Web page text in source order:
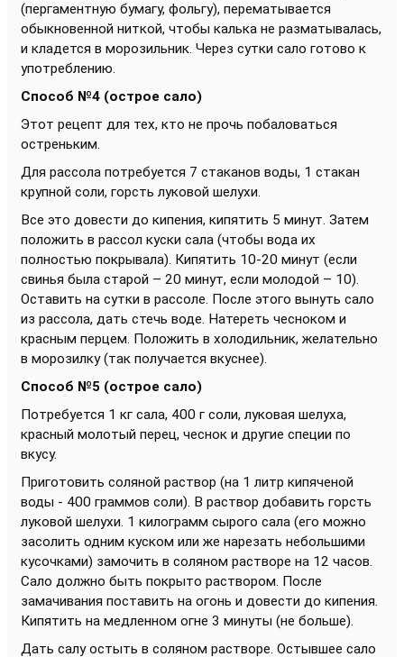
(пергаментную бумагу, фольгу), перематывается
обыкновенной ниткой, чтобы калька не разматывалась,
и кладется в морозильник. Через сутки сало готово к
употреблению.
Способ №4 (острое сало)
Этот рецепт для тех, кто не прочь побаловаться
остреньким.
Для рассола потребуется 7 стаканов воды, 1 стакан
крупной соли, горсть луковой шелухи.
Все это довести до кипения, кипятить 5 минут. Затем
положить в рассол куски сала (чтобы вода их
полностью покрывала). Кипятить 10-20 минут (если
свинья была старой – 20 минут, если молодой – 10).
Оставить на сутки в рассоле. После этого вынуть сало
из рассола, дать стечь воде. Натереть чесноком и
красным перцем. Положить в холодильник, желательно
в морозилку (так получается вкуснее).
Способ №5 (острое сало)
Потребуется 1 кг сала, 400 г соли, луковая шелуха,
красный молотый перец, чеснок и другие специи по
вкусу.
Приготовить соляной раствор (на 1 литр кипяченой
воды - 400 граммов соли). В раствор добавить горсть
луковой шелухи. 1 килограмм сырого сала (его можно
засолить одним куском или же нарезать небольшими
кусочками) замочить в соляном растворе на 12 часов.
Сало должно быть покрыто раствором. После
замачивания поставить на огонь и довести до кипения.
Кипятить на медленном огне 3 минуты (не больше).
Дать салу остыть в соляном растворе. Остывшее сало